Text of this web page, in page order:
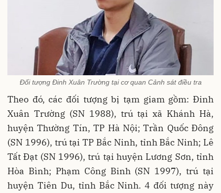
Đối tượng Đinh Xuân Trường tại cơ quan Cảnh sát điều tra
Theo đó, các đối tượng bị tạm giam gồm: Đinh
Xuân Trường (SN 1988), trú tại xã Khánh Hà,
huyện Thường Tín, TP Hà Nội; Trần Quốc Đông
(SN 1996), trú tại TP Bắc Ninh, tỉnh Bắc Ninh; Lê
Tất Đạt (SN 1996), trú tại huyện Lương Sơn, tỉnh
Hòa Bình; Phạm Công Binh (SN 1997), trú tại
huyện Tiên Du, tỉnh Bắc Ninh. 4 đối tượng này